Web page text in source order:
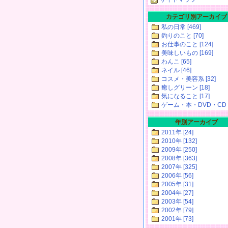
カテゴリ別アーカイブ
私の日常 [469]
釣りのこと [70]
お仕事のこと [124]
美味しいもの [169]
わんこ [65]
ネイル [46]
コスメ・美容系 [32]
癒しグリーン [18]
気になること [17]
ゲーム・本・DVD・CD
年別アーカイブ
2011年 [24]
2010年 [132]
2009年 [250]
2008年 [363]
2007年 [325]
2006年 [56]
2005年 [31]
2004年 [27]
2003年 [54]
2002年 [79]
2001年 [73]